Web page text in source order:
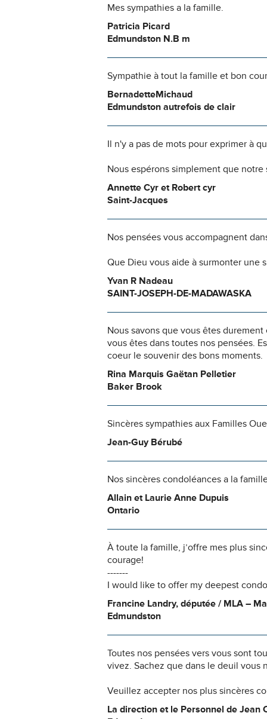
Mes sympathies a la famille.
Patricia Picard
Edmundston N.B m
Sympathie à tout la famille et bon
BernadetteMichaud
Edmundston autrefois de clair
Il n'y a pas de mots pour exprimer à
Nous espérons simplement que
Annette Cyr et Robert cyr
Saint-Jacques
Nos pensées vous accompagnent
Que Dieu vous aide à surmonter une
Yvan R Nadeau
SAINT-JOSEPH-DE-MADAWASKA
Nous savons que vous êtes
vous êtes dans toutes nos pensées.
coeur le souvenir des bons moments.
Rina Marquis Gaëtan Pelletier
Baker Brook
Sincères sympathies aux Familles
Jean-Guy Bérubé
Nos sincères condoléances a la
Allain et Laurie Anne Dupuis
Ontario
À toute la famille, j’offre mes plus
courage!
-------
I would like to offer my deepest
Francine Landry, députée / MLA –
Edmundston
Toutes nos pensées vers vous sont
vivez. Sachez que dans le deuil vous
Veuillez accepter nos plus sincères
La direction et le Personnel de Jean